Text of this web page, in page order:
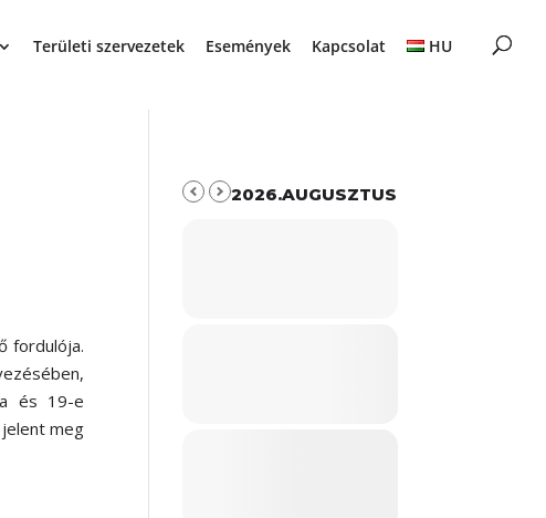
Területi szervezetek Események Kapcsolat HU
fordulója.
és 19-e
meg
2026.AUGUSZTUS